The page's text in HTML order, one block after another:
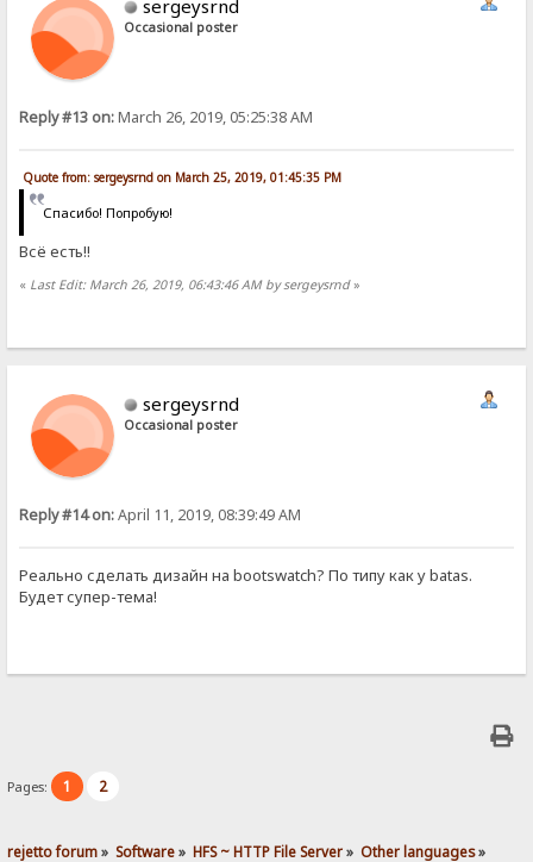
sergeysrnd
Occasional poster
Reply #13 on:March 26, 2019, 05:25:38 AM
Quote from: sergeysrnd on March 25, 2019, 01:45:35 PM
Спасибо! Попробую!
Всё есть!!
« Last Edit: March 26, 2019, 06:43:46 AM by sergeysrnd»
sergeysrnd
Occasional poster
Reply #14 on:April 11, 2019, 08:39:49 AM
Реально сделать дизайн на bootswatch? По типу как у batas.
Будет супер-тема!
Pages: 1 2
rejetto forum» Software» HFS ~ HTTP File Server» Other languages»